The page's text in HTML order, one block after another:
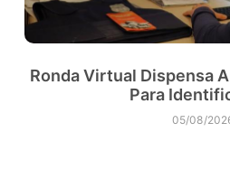
Ronda Virtual Dispensa
Para
05/08/